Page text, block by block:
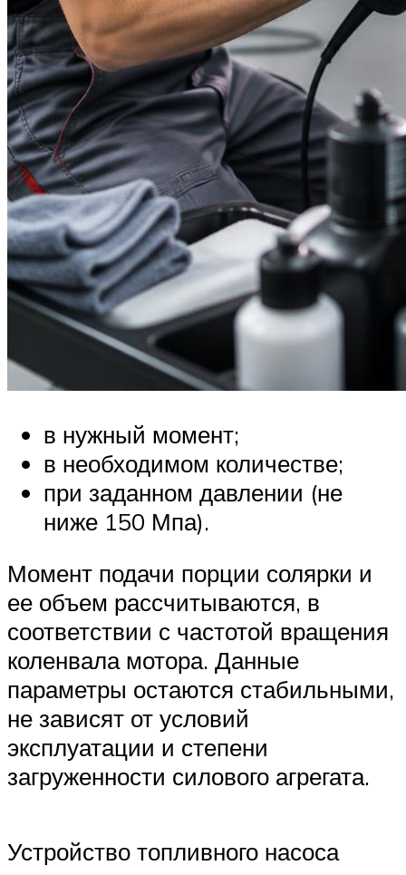
в нужный момент;
в необходимом количестве;
при заданном давлении (не
ниже 150 Мпа).
Момент подачи порции солярки и
ее объем рассчитываются, в
соответствии с частотой вращения
коленвала мотора. Данные
параметры остаются стабильными,
не зависят от условий
эксплуатации и степени
загруженности силового агрегата.
Устройство топливного насоса